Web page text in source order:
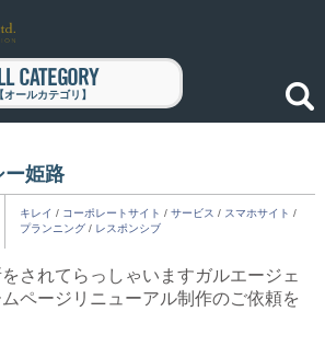
CATEGORY
【オールカテゴリ】
ー姫路
キレイ / コーポレートサイト / サービス / スマホサイト /
プランニング/ レスポンシブ
されてらっしゃいますガルエージェ
ページリニューアル制作のご依頼を